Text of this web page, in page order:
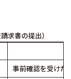
求書の提出）
事前確認を受けた